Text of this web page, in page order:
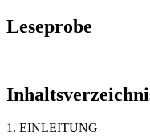
Leseprobe
1. EINLEITUNG